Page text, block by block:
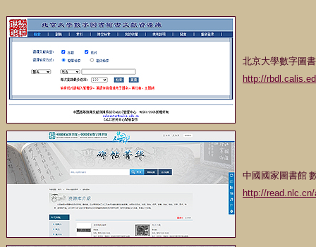
北京大學數字圖
http://
中國國家圖書館
http://